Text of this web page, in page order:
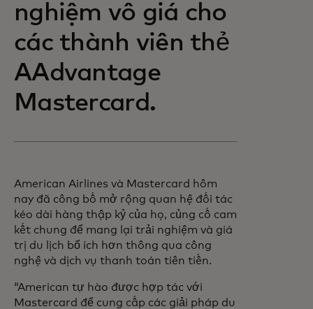
nghiệm vô giá cho
các thành viên thẻ
AAdvantage
Mastercard.
American Airlines và Mastercard hôm
nay đã công bố mở rộng quan hệ đối tác
kéo dài hàng thập kỷ của họ, củng cố cam
kết chung để mang lại trải nghiệm và giá
trị du lịch bổ ích hơn thông qua công
nghệ và dịch vụ thanh toán tiên tiến.
“American tự hào được hợp tác với
Mastercard để cung cấp các giải pháp du